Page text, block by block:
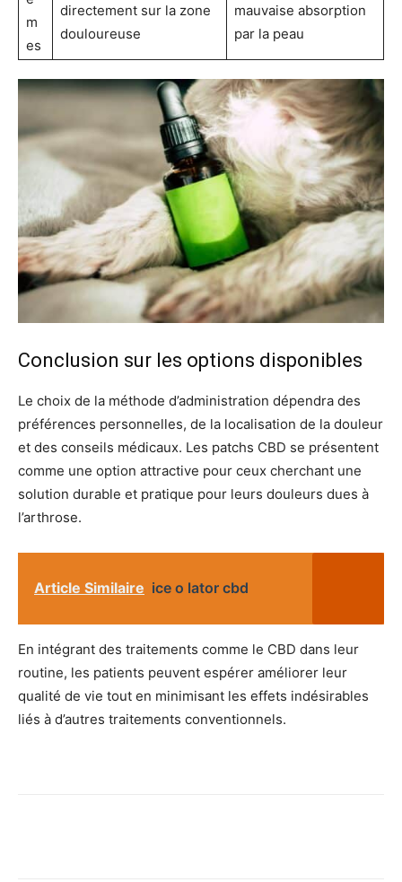
m
es
directement sur la zone
douloureuse
mauvaise absorption
par la peau
Conclusion sur les options disponibles
Le choix de la méthode d’administration dépendra des
préférences personnelles, de la localisation de la douleur
et des conseils médicaux. Les patchs CBD se présentent
comme une option attractive pour ceux cherchant une
solution durable et pratique pour leurs douleurs dues à
l’arthrose.
Article Similaire ice o lator cbd
En intégrant des traitements comme le CBD dans leur
routine, les patients peuvent espérer améliorer leur
qualité de vie tout en minimisant les effets indésirables
liés à d’autres traitements conventionnels.